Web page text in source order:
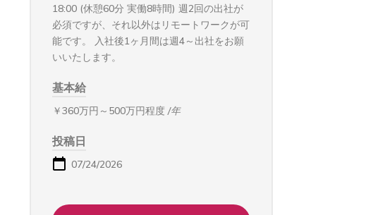
18:00 (休憩60分 実働8時間) 週2回の出社が
必須ですが、それ以外はリモートワークが可
能です。 入社後1ヶ月間は週4～出社をお願
いいたします。
基本給
￥360万円～500万円程度 /年
投稿日
07/24/2026